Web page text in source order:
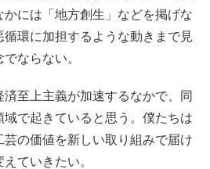
には「地方創生」などを掲げな
環に加担するような動きまで見
ならない。
至上主義が加速するなかで、同
域で起きていると思う。僕たちは
の価値を新しい取り組みで届け
ていきたい。